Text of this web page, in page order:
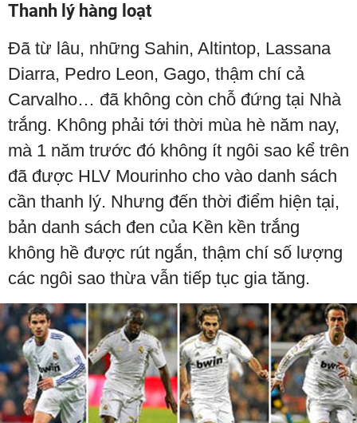
Thanh lý hàng loạt
Đã từ lâu, những Sahin, Altintop, Lassana
Diarra, Pedro Leon, Gago, thậm chí cả
Carvalho… đã không còn chỗ đứng tại Nhà
trắng. Không phải tới thời mùa hè năm nay,
mà 1 năm trước đó không ít ngôi sao kể trên
đã được HLV Mourinho cho vào danh sách
cần thanh lý. Nhưng đến thời điểm hiện tại,
bản danh sách đen của Kền kền trắng
không hề được rút ngắn, thậm chí số lượng
các ngôi sao thừa vẫn tiếp tục gia tăng.